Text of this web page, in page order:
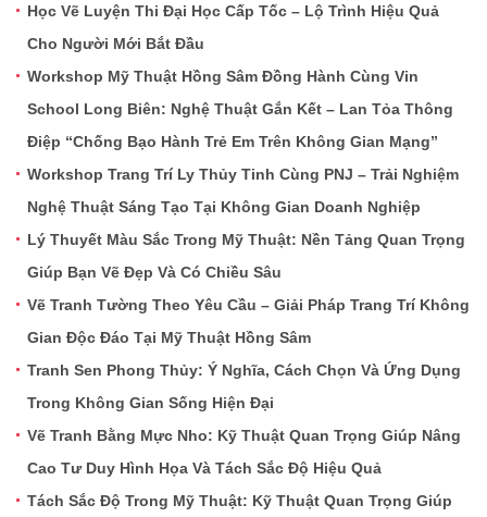
Học Vẽ Luyện Thi Đại Học Cấp Tốc – Lộ Trình Hiệu Quả
Cho Người Mới Bắt Đầu
Workshop Mỹ Thuật Hồng Sâm Đồng Hành Cùng Vin
School Long Biên: Nghệ Thuật Gắn Kết – Lan Tỏa Thông
Điệp “Chống Bạo Hành Trẻ Em Trên Không Gian Mạng”
Workshop Trang Trí Ly Thủy Tinh Cùng PNJ – Trải Nghiệm
Nghệ Thuật Sáng Tạo Tại Không Gian Doanh Nghiệp
Lý Thuyết Màu Sắc Trong Mỹ Thuật: Nền Tảng Quan Trọng
Giúp Bạn Vẽ Đẹp Và Có Chiều Sâu
Vẽ Tranh Tường Theo Yêu Cầu – Giải Pháp Trang Trí Không
Gian Độc Đáo Tại Mỹ Thuật Hồng Sâm
Tranh Sen Phong Thủy: Ý Nghĩa, Cách Chọn Và Ứng Dụng
Trong Không Gian Sống Hiện Đại
Vẽ Tranh Bằng Mực Nho: Kỹ Thuật Quan Trọng Giúp Nâng
Cao Tư Duy Hình Họa Và Tách Sắc Độ Hiệu Quả
Tách Sắc Độ Trong Mỹ Thuật: Kỹ Thuật Quan Trọng Giúp